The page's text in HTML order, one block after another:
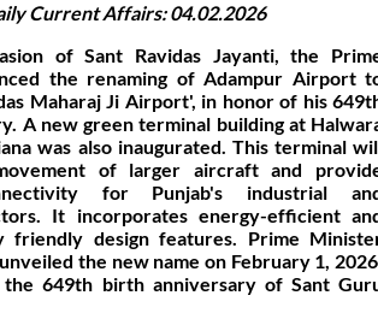
Current Affairs: 04.02.2026
of Sant Ravidas Jayanti, the
the renaming of Adampur Airport
Maharaj Ji Airport', in honor of his
A new green terminal building at
was also inaugurated. This terminal
of larger aircraft and
for Punjab's industrial
It incorporates energy-efficient
friendly design features. Prime
the new name on February 1,
649th birth anniversary of Sant